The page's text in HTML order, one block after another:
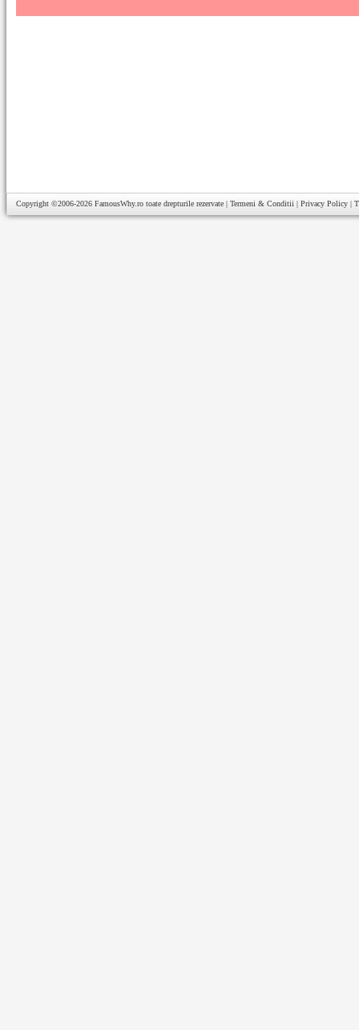
Copyright ©2006-2026 FamousWhy.ro toate drepturile rezervate | Termeni & Conditii | Privacy Policy |